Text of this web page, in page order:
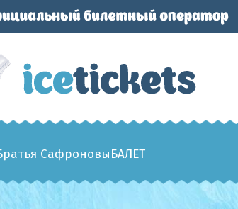
СафроновыБАЛЕТ